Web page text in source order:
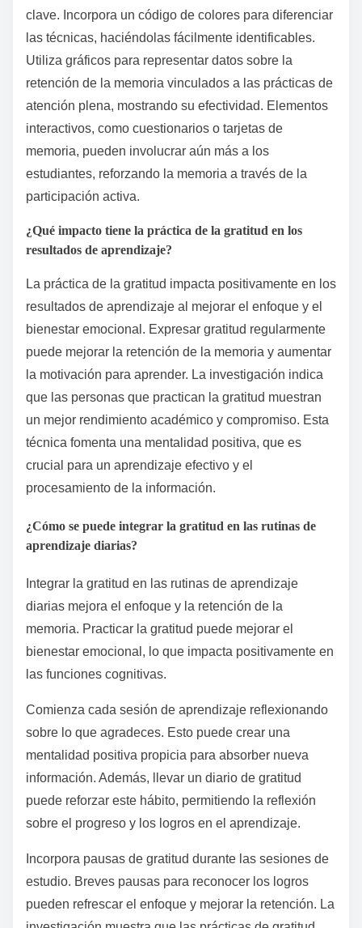
clave. Incorpora un código de colores para diferenciar
las técnicas, haciéndolas fácilmente identificables.
Utiliza gráficos para representar datos sobre la
retención de la memoria vinculados a las prácticas de
atención plena, mostrando su efectividad. Elementos
interactivos, como cuestionarios o tarjetas de
memoria, pueden involucrar aún más a los
estudiantes, reforzando la memoria a través de la
participación activa.
¿Qué impacto tiene la práctica de la gratitud en los
resultados de aprendizaje?
La práctica de la gratitud impacta positivamente en los
resultados de aprendizaje al mejorar el enfoque y el
bienestar emocional. Expresar gratitud regularmente
puede mejorar la retención de la memoria y aumentar
la motivación para aprender. La investigación indica
que las personas que practican la gratitud muestran
un mejor rendimiento académico y compromiso. Esta
técnica fomenta una mentalidad positiva, que es
crucial para un aprendizaje efectivo y el
procesamiento de la información.
¿Cómo se puede integrar la gratitud en las rutinas de
aprendizaje diarias?
Integrar la gratitud en las rutinas de aprendizaje
diarias mejora el enfoque y la retención de la
memoria. Practicar la gratitud puede mejorar el
bienestar emocional, lo que impacta positivamente en
las funciones cognitivas.
Comienza cada sesión de aprendizaje reflexionando
sobre lo que agradeces. Esto puede crear una
mentalidad positiva propicia para absorber nueva
información. Además, llevar un diario de gratitud
puede reforzar este hábito, permitiendo la reflexión
sobre el progreso y los logros en el aprendizaje.
Incorpora pausas de gratitud durante las sesiones de
estudio. Breves pausas para reconocer los logros
pueden refrescar el enfoque y mejorar la retención. La